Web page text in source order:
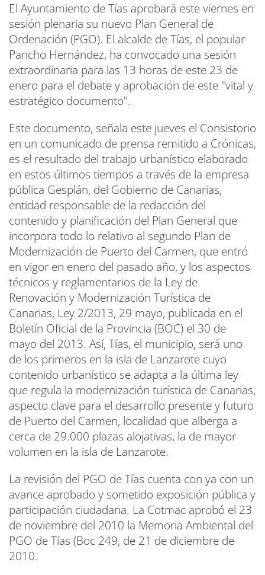
El Ayuntamiento de Tías aprobará este viernes en
sesión plenaria su nuevo Plan General de
Ordenación (PGO). El alcalde de Tías, el popular
Pancho Hernández, ha convocado una sesión
extraordinaria para las 13 horas de este 23 de
enero para el debate y aprobación de este "vital y
estratégico documento".
Este documento, señala este jueves el Consistorio
en un comunicado de prensa remitido a Crónicas,
es el resultado del trabajo urbanístico elaborado
en estos últimos tiempos a través de la empresa
pública Gesplán, del Gobierno de Canarias,
entidad responsable de la redacción del
contenido y planificación del Plan General que
incorpora todo lo relativo al segundo Plan de
Modernización de Puerto del Carmen, que entró
en vigor en enero del pasado año, y los aspectos
técnicos y reglamentarios de la Ley de
Renovación y Modernización Turística de
Canarias, Ley 2/2013, 29 mayo, publicada en el
Boletín Oficial de la Provincia (BOC) el 30 de
mayo del 2013. Así, Tías, el municipio, será uno
de los primeros en la isla de Lanzarote cuyo
contenido urbanístico se adapta a la última ley
que regula la modernización turística de Canarias,
aspecto clave para el desarrollo presente y futuro
de Puerto del Carmen, localidad que alberga a
cerca de 29.000 plazas alojativas, la de mayor
volumen en la isla de Lanzarote.
La revisión del PGO de Tías cuenta con ya con un
avance aprobado y sometido exposición pública y
participación ciudadana. La Cotmac aprobó el 23
de noviembre del 2010 la Memoria Ambiental del
PGO de Tías (Boc 249, de 21 de diciembre de
2010.